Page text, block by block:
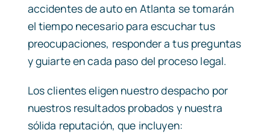
accidentes de auto en Atlanta se tomarán
el tiempo necesario para escuchar tus
preocupaciones, responder a tus preguntas
y guiarte en cada paso del proceso legal.
Los clientes eligen nuestro despacho por
nuestros resultados probados y nuestra
sólida reputación, que incluyen: